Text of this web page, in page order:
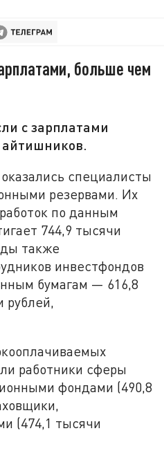
больше чем
с зарплатами
специалисты
резервами. Их
по данным
744,9 тысячи
также
инвестфондов
бумагам — 616,8
рублей,
работники сферы
фондами (490,8
(474,1 тысячи